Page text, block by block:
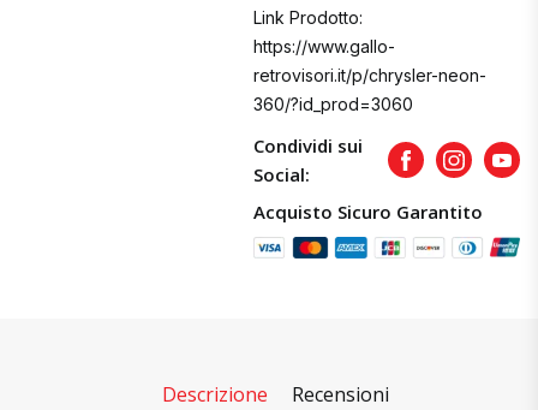
Link Prodotto:
https://www.gallo-
retrovisori.it/p/chrysler-neon-
360/?id_prod=3060
Condividi sui
Social:
FacebookInstagram
Acquisto Sicuro Garantito
Descrizione Recensioni